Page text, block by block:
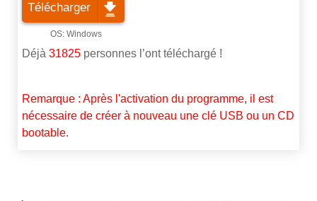
Télécharger
Déjà 31825 personnes l’ont téléchargé !
Remarque : Après l'activation du programme, il est
nécessaire de créer à nouveau une clé USB ou un CD
bootable.